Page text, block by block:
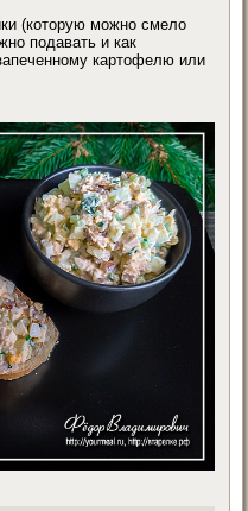
(которую можно смело
подавать и как
картофелю или